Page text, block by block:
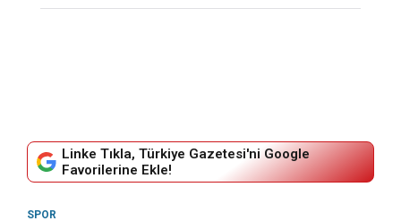
Linke Tıkla, Türkiye Gazetesi'ni Google
Favorilerine Ekle!
SPOR